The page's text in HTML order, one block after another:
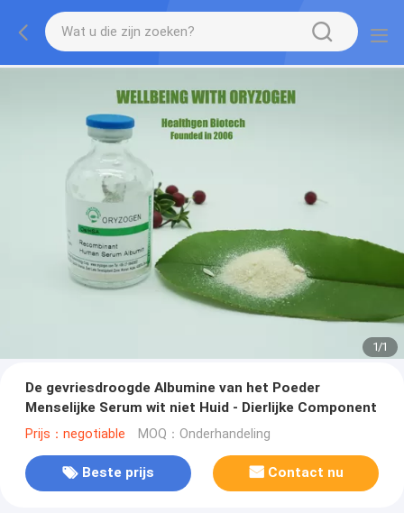
1/1
De gevriesdroogde Albumine van het Poeder
Menselijke Serum wit niet Huid - Dierlijke Component
Prijs：negotiable MOQ：Onderhandeling
Beste prijs Contact nu